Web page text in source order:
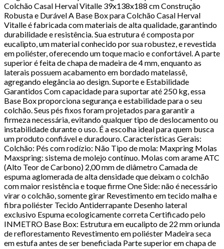
Colchão Casal Herval Vitalle 39x138x188 cm Construção
Robusta e Durável A Base Box para Colchão Casal Herval
Vitalle é fabricada com materiais de alta qualidade, garantindo
durabilidade e resistência. Sua estrutura é composta por
eucalipto, um material conhecido por sua robustez, e revestida
em poliéster, oferecendo um toque macio e confortável. A parte
superior é feita de chapa de madeira de 4 mm, enquanto as
laterais possuem acabamento em bordado matelassê,
agregando elegância ao design. Suporte e Estabilidade
Garantidos Com capacidade para suportar até 250 kg, essa
Base Box proporciona segurança e estabilidade para o seu
colchão. Seus pés fixos foram projetados para garantir a
firmeza necessária, evitando qualquer tipo de deslocamento ou
instabilidade durante o uso. É a escolha ideal para quem busca
um produto confiável e duradouro. Características Gerais:
Colchão: Pés com rodízio: Não Tipo de mola: Maxpring Molas
Maxspring: sistema de molejo contínuo. Molas com arame ATC
(Alto Teor de Carbono) 2,00 mm de diâmetro Camada de
espuma aglomerada de alta densidade que deixam o colchão
com maior resistência e toque firme One Side: não é necessário
virar o colchão, somente girar Revestimento em tecido malha e
fibra poliéster Tecido Antiderrapante Desenho lateral
exclusivo Espuma ecologicamente correta Certificado pelo
INMETRO Base Box: Estrutura em eucalipto de 22 mm oriunda
de reflorestamento Revestimento em poliéster Madeira seca
em estufa antes de ser beneficiada Parte superior em chapa de